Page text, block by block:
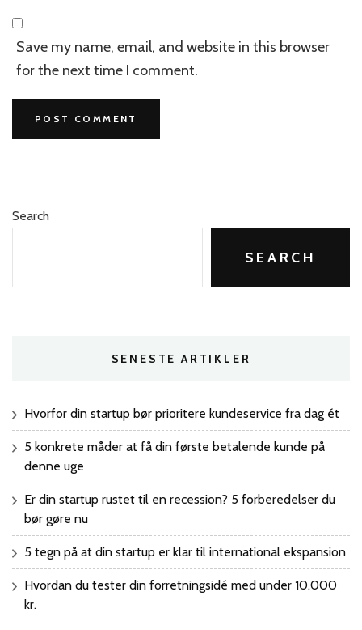
Save my name, email, and website in this browser
for the next time I comment.
Search
SEARCH
SENESTE ARTIKLER
Hvorfor din startup bør prioritere kundeservice fra dag ét
5 konkrete måder at få din første betalende kunde på
denne uge
Er din startup rustet til en recession? 5 forberedelser du
bør gøre nu
5 tegn på at din startup er klar til international ekspansion
Hvordan du tester din forretningsidé med under 10.000
kr.